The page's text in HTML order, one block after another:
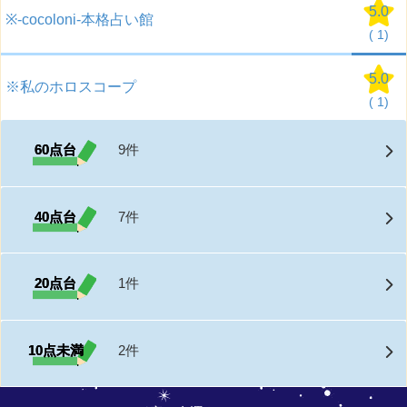
※-cocoloni-本格占い館
5.0
( 1)
※私のホロスコープ
5.0
( 1)
60点台 9件
40点台 7件
20点台 1件
10点未満 2件